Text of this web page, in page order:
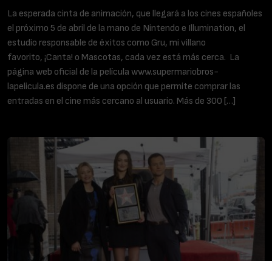
La esperada cinta de animación, que llegará a los cines españoles
el próximo 5 de abril de la mano de Nintendo e Illumination, el
estudio responsable de éxitos como Gru, mi villano
favorito, ¡Canta! o Mascotas, cada vez está más cerca. La
página web oficial de la película www.supermariobros-
lapelicula.es dispone de una opción que permite comprar las
entradas en el cine más cercano al usuario. Más de 300 […]